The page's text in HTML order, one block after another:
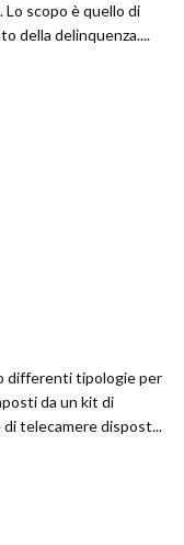
scopo è quello di
della delinquenza....
differenti tipologie per
da un kit di
telecamere dispost...